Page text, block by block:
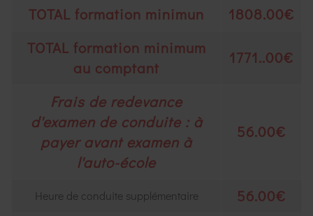
TOTAL formation minimun
1808.00€
TOTAL formation minimum
au comptant
1771..00€
Frais de redevance
d'examen de conduite : à
payer avant examen à
l'auto-école
56.00€
Heure de conduite supplémentaire 56.00€